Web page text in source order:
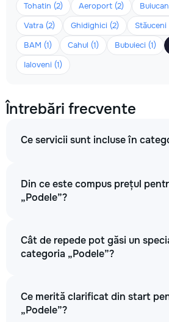
Tohatin (2)
Aeroport (2)
Vatra (2)
Ghidighici (2) Stăuceni
BAM (1)
Cahul (1) Bubuieci (1)
Ialoveni (1)
Întrebări frecvente
Ce servicii sunt incluse în
Din ce este compus prețul
„Podele”?
Cât de repede pot găsi un
categoria „Podele”?
Ce merită clarificat din start
„Podele”?